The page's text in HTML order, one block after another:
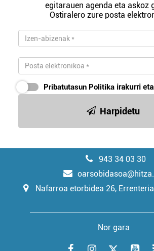
egitarauen agenda eta askoz
Ostiralero zure posta
Pribatutasun Politika irakurri
Harpidetu
943 34 03 30
Nafarroa etorbidea 26,
Nor gara